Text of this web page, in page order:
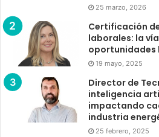
25 marzo, 2026
Certificación
laborales: la
oportunidades
19 mayo, 2025
Director de
inteligencia
impactando
industria
25 febrero, 2025